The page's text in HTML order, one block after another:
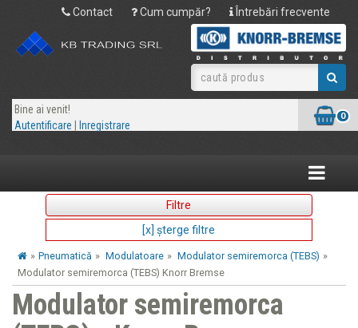
Contact Cum cumpăr? Întrebări frecvente
Bine ai venit!
Autentificare
Inregistrare
0
Toggle
Filtre
[x] şterge filtre
» Pneumatică » Modulatoare » Modulator semiremorca (TEBS) »
Modulator semiremorca (TEBS) Knorr Bremse
Modulator semiremorca